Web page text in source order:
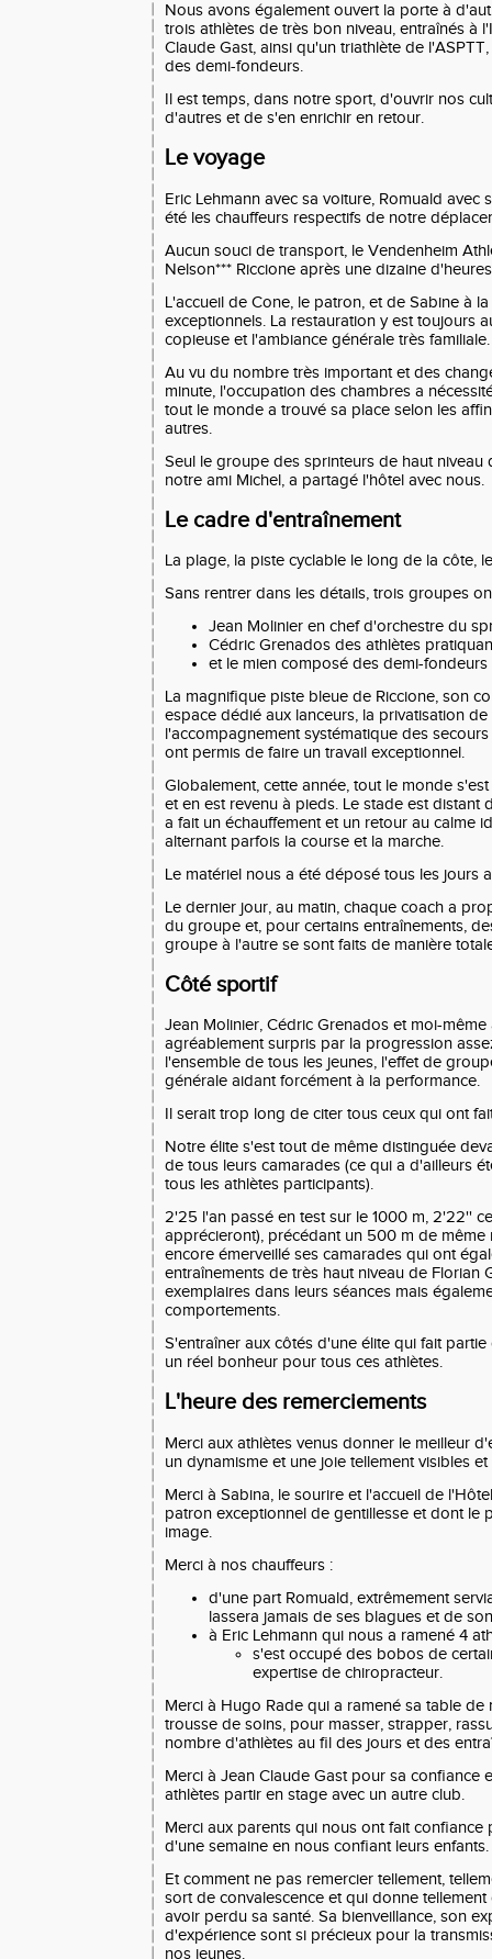
Nous avons également ouvert la porte à
trois athlètes de très bon niveau, entraînés à
Claude Gast, ainsi qu'un triathlète de
des demi-fondeurs.
Il est temps, dans notre sport, d'ouvrir nos
d'autres et de s'en enrichir en retour.
Le voyage
Eric Lehmann avec sa voiture, Romuald avec
été les chauffeurs respectifs de notre
Aucun souci de transport, le Vendenheim
Nelson*** Riccione après une dizaine
L'accueil de Cone, le patron, et de Sabine à
exceptionnels. La restauration y est toujours
copieuse et l'ambiance générale très familiale.
Au vu du nombre très important et des
minute, l'occupation des chambres a
tout le monde a trouvé sa place selon les
autres.
Seul le groupe des sprinteurs de haut niveau
notre ami Michel, a partagé l'hôtel avec nous.
Le cadre d'entraînement
La plage, la piste cyclable le long de la côte,
Sans rentrer dans les détails, trois groupes
Jean Molinier en chef d'orchestre du
Cédric Grenados des athlètes
et le mien composé des demi-fondeurs
La magnifique piste bleue de Riccione, son
espace dédié aux lanceurs, la privatisation de
l'accompagnement systématique des
ont permis de faire un travail exceptionnel.
Globalement, cette année, tout le monde
et en est revenu à pieds. Le stade est distant
a fait un échauffement et un retour au calme
alternant parfois la course et la marche.
Le matériel nous a été déposé tous les jours
Le dernier jour, au matin, chaque coach a
du groupe et, pour certains entraînements,
groupe à l'autre se sont faits de manière
Côté sportif
Jean Molinier, Cédric Grenados et moi-même
agréablement surpris par la progression
l'ensemble de tous les jeunes, l'effet de
générale aidant forcément à la performance.
Il serait trop long de citer tous ceux qui ont
Notre élite s'est tout de même distinguée
de tous leurs camarades (ce qui a d'ailleurs
tous les athlètes participants).
2'25 l'an passé en test sur le 1000 m, 2'22''
apprécieront), précédant un 500 m de même
encore émerveillé ses camarades qui ont
entraînements de très haut niveau de Florian
exemplaires dans leurs séances mais
comportements.
S'entraîner aux côtés d'une élite qui fait partie
un réel bonheur pour tous ces athlètes.
L'heure des remerciements
Merci aux athlètes venus donner le meilleur
un dynamisme et une joie tellement visibles
Merci à Sabina, le sourire et l'accueil de
patron exceptionnel de gentillesse et dont le
image.
Merci à nos chauffeurs :
d'une part Romuald, extrêmement
lassera jamais de ses blagues et de
à Eric Lehmann qui nous a ramené 4
s'est occupé des bobos de
expertise de chiropracteur.
Merci à Hugo Rade qui a ramené sa table de
trousse de soins, pour masser, strapper,
nombre d'athlètes au fil des jours et des
Merci à Jean Claude Gast pour sa confiance
athlètes partir en stage avec un autre club.
Merci aux parents qui nous ont fait confiance
d'une semaine en nous confiant leurs enfants.
Et comment ne pas remercier tellement,
sort de convalescence et qui donne
avoir perdu sa santé. Sa bienveillance, son
d'expérience sont si précieux pour la
nos jeunes.